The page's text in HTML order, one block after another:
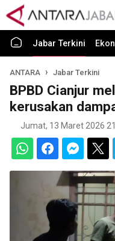
Jabar Terkini
ANTARA Jabar Terkini
BPBD Cianjur
kerusakan
Jumat, 13 Maret 2026